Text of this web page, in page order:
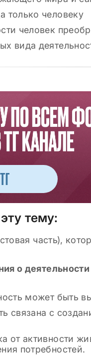
только человеку
человек
вида
тему:
часть),
о
может быть
связана с
от активности
потребностей.